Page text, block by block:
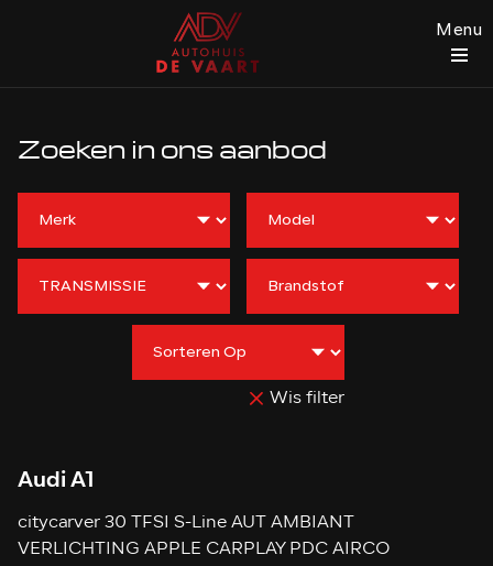
Menu
Zoeken in ons aanbod
Wis filter
Audi A1
citycarver 30 TFSI S-Line AUT AMBIANT
VERLICHTING APPLE CARPLAY PDC AIRCO